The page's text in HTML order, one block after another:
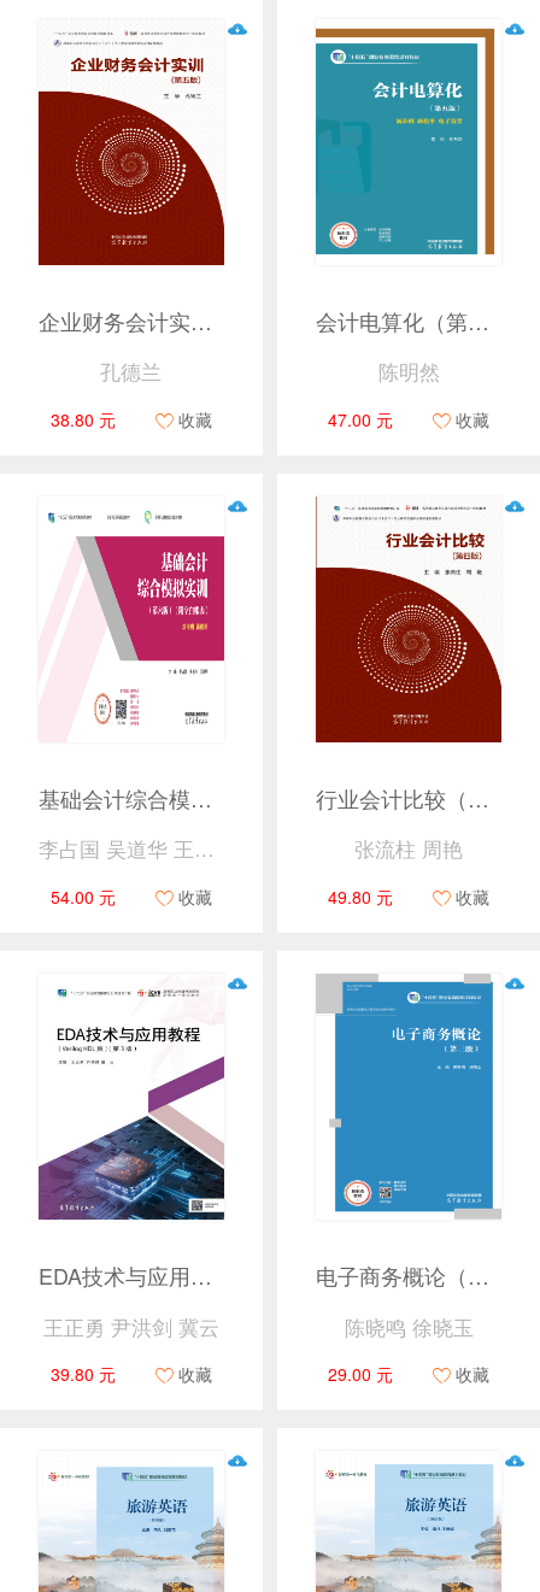
企业财务会计实训（第五版）
孔德兰
38.80 元 收藏
会计电算化（第五版） （畅捷通财税云平台）
陈明然
47.00 元 收藏
基础会计综合模拟实训（第六版）
李占国 吴道华 王家明
54.00 元 收藏
行业会计比较（第四版）
张流柱 周艳
49.80 元 收藏
EDA技术与应用教程（Verilog HDL版）（第3版）
王正勇 尹洪剑 冀云
39.80 元 收藏
电子商务概论（第三版）
陈晓鸣 徐晓玉
29.00 元 收藏